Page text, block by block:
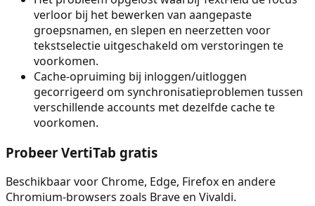
verloor bij het bewerken van aangepaste
groepsnamen, en slepen en neerzetten voor
tekstselectie uitgeschakeld om verstoringen te
voorkomen.
Cache-opruiming bij inloggen/uitloggen
gecorrigeerd om synchronisatieproblemen tussen
verschillende accounts met dezelfde cache te
voorkomen.
Probeer VertiTab gratis
Beschikbaar voor Chrome, Edge, Firefox en andere
Chromium-browsers zoals Brave en Vivaldi.